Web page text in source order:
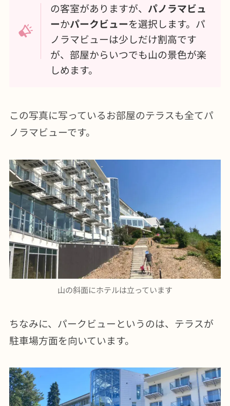
の客室がありますが、 パノラマビュ
ーかパークビューを選択します。パ
ノラマビューは少しだけ割高です
が、部屋からいつでも山の景色が楽
しめます。
この写真に写っているお部屋のテラスも全てパ
ノラマビューです。
山の斜面にホテルは立っています
ちなみに、パークビューというのは、テラスが
駐車場方面を向いています。